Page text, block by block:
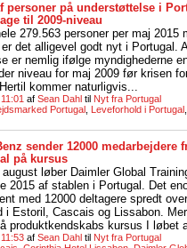
personer på understøttelse i
til 2009-niveau
279.563 personer per maj 2015
er det alligevel godt nyt i Portugal.
er nemlig ifølge myndighederne
niveau for maj 2009 før krisen
kommer naturligvis...
af Sean Dahl til Nyt fra Portugal
Portugal Leveforhold i Portugal
sender 12000 medarbejdere
på kursus
august løber Daimler Global
2015 af stablen i Portugal. Det
med 12000 deltagere spredt
i Estoril, Cascais og Lissabon.
produktkendskabs kursus I løbet
af Sean Dahl til Nyt fra Portugal